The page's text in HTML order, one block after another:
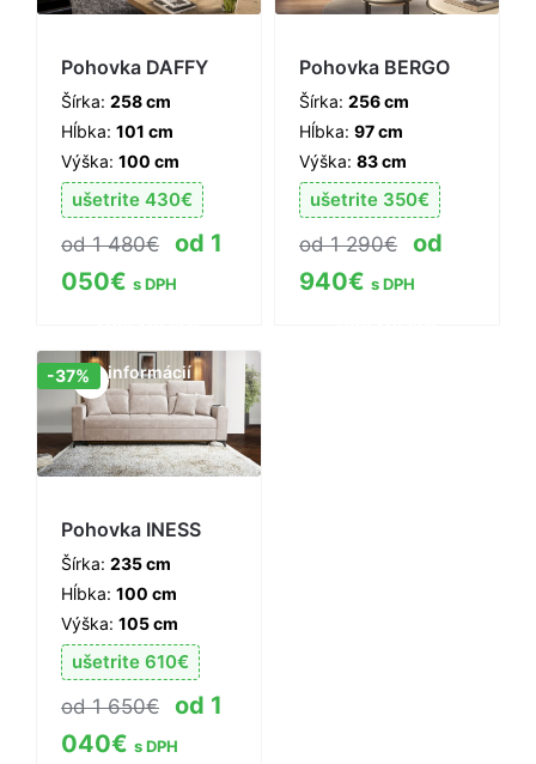
Pohovka DAFFY
Šírka: 258 cm
Hĺbka: 101 cm
Výška: 100 cm
ušetrite 430€
1 480€
1
050€ s DPH
informácií
Pohovka BERGO
Šírka: 256 cm
Hĺbka: 97 cm
Výška: 83 cm
ušetrite 350€
1 290€
940€ s DPH
Zľava!
-37%
Pohovka INESS
Šírka: 235 cm
Hĺbka: 100 cm
Výška: 105 cm
ušetrite 610€
1 650€
1
040€ s DPH